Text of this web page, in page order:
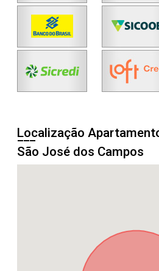
Localização
São José dos Campos